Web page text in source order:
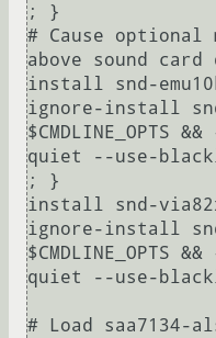
; }
# Cause optional
above sound
install snd-
ignore-install
$CMDLINE_OPTS
quiet --use-
; }
install snd-
ignore-install
$CMDLINE_OPTS
quiet --use-
# Load saa7134-